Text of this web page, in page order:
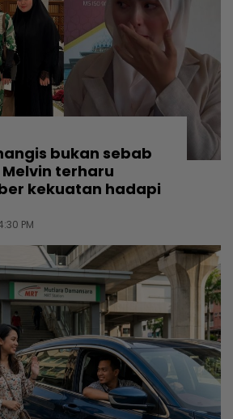
bukan sebab
terharu
kekuatan hadapi
PM